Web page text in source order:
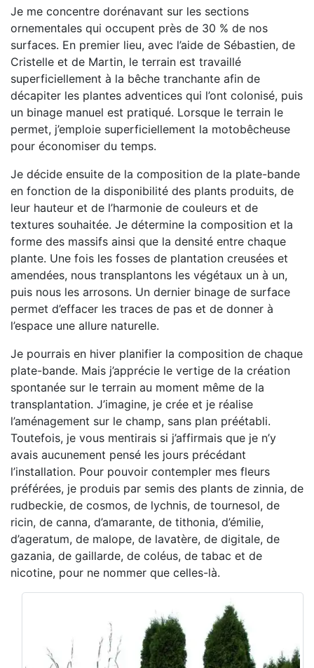
Je me concentre dorénavant sur les sections
ornementales qui occupent près de 30 % de nos
surfaces. En premier lieu, avec l’aide de Sébastien, de
Cristelle et de Martin, le terrain est travaillé
superficiellement à la bêche tranchante afin de
décapiter les plantes adventices qui l’ont colonisé, puis
un binage manuel est pratiqué. Lorsque le terrain le
permet, j’emploie superficiellement la motobêcheuse
pour économiser du temps.
Je décide ensuite de la composition de la plate-bande
en fonction de la disponibilité des plants produits, de
leur hauteur et de l’harmonie de couleurs et de
textures souhaitée. Je détermine la composition et la
forme des massifs ainsi que la densité entre chaque
plante. Une fois les fosses de plantation creusées et
amendées, nous transplantons les végétaux un à un,
puis nous les arrosons. Un dernier binage de surface
permet d’effacer les traces de pas et de donner à
l’espace une allure naturelle.
Je pourrais en hiver planifier la composition de chaque
plate-bande. Mais j’apprécie le vertige de la création
spontanée sur le terrain au moment même de la
transplantation. J’imagine, je crée et je réalise
l’aménagement sur le champ, sans plan préétabli.
Toutefois, je vous mentirais si j’affirmais que je n’y
avais aucunement pensé les jours précédant
l’installation. Pour pouvoir contempler mes fleurs
préférées, je produis par semis des plants de zinnia, de
rudbeckie, de cosmos, de lychnis, de tournesol, de
ricin, de canna, d’amarante, de tithonia, d’émilie,
d’ageratum, de malope, de lavatère, de digitale, de
gazania, de gaillarde, de coléus, de tabac et de
nicotine, pour ne nommer que celles-là.